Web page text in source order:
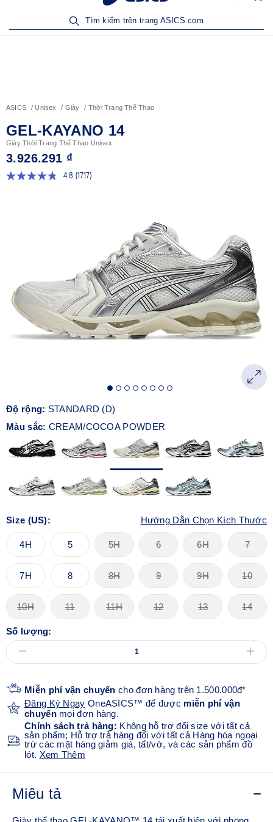
Tìm kiếm trên trang ASICS.com
ASICS Unisex Giày Thời Trang Thể Thao
GEL-KAYANO 14
Giày Thời Trang Thể Thao Unisex
3.926.291 ₫
4.8 Đọc
(1717)
Độ rộng: STANDARD (D)
Màu sắc: CREAM/COCOA POWDER
Size (US): Hướng Dẫn Chọn Kích Thước
4H 5 5H 6 6H 7
7H 8 8H 9 9H 10
10H 11 11H 12 13 14
Số lượng:
Miễn phí vận chuyển cho đơn hàng trên 1.500.000đ*
Đăng Ký Ngay OneASICS™ để được miễn phí vận
chuyểnmọi đơn hàng.
Chính sách trả hàng: Không hỗ trợ đổi size với tất cả
sản phẩm; Hỗ trợ trả hàng đối với tất cả Hàng hóa ngoại
trừ các mặt hàng giảm giá, tất/vớ, và các sản phẩm đồ
lót. Xem Thêm
Miêu tả